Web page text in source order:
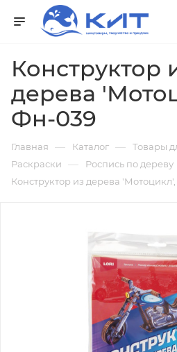
Конструктор
дерева
Фн-039
Главная — Каталог — Товары
Раскраски — Роспись по дереву
Конструктор из дерева